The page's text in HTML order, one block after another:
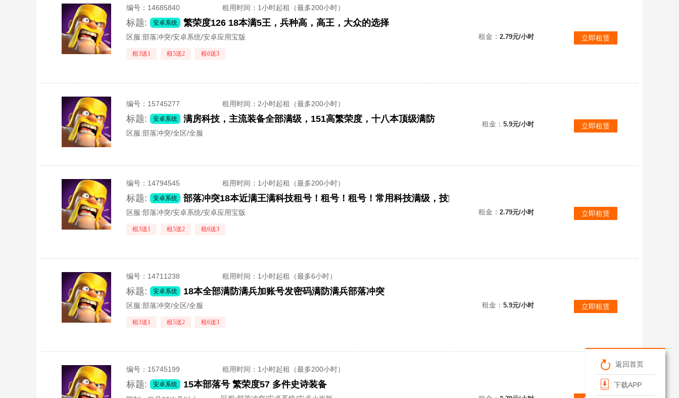
返回首页
下载APP
编号： 14685840 租用时间 ：1小时起租（最多200小时）
标题: 安卓系统 繁荣度126 18本满5王，兵种高，高王，大众的选择
区服:部落冲突/安卓系统/安卓应用宝版
租3送1 租5送2 租6送3
租金： 2.79元/小时 立即租赁
编号： 15745277 租用时间 ：2小时起租（最多200小时）
标题: 安卓系统 满房科技，主流装备全部满级，151高繁荣度，十八本顶级满防
区服:部落冲突/全区/全服
租金： 5.9元/小时 立即租赁
编号： 14794545 租用时间 ：1小时起租（最多200小时）
标题: 安卓系统 部落冲突18本近满王满科技租号！租号！租号！常用科技满级，技能满级
区服:部落冲突/安卓系统/安卓应用宝版
租3送1 租5送2 租6送3
租金： 2.79元/小时 立即租赁
编号： 14711238 租用时间 ：1小时起租（最多6小时）
标题: 安卓系统 18本全部满防满兵加账号发密码满防满兵部落冲突
区服:部落冲突/全区/全服
租3送1 租5送2 租6送3
租金： 5.9元/小时 立即租赁
编号： 15745199 租用时间 ：1小时起租（最多200小时）
标题: 安卓系统 15本部落号 繁荣度57 多件史诗装备